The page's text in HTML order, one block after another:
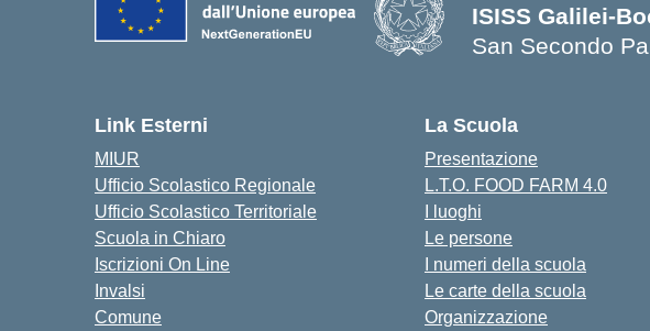
ISISS Galilei-
San Secondo
Link Esterni
MIUR
Ufficio Scolastico Regionale
Ufficio Scolastico Territoriale
Scuola in Chiaro
Iscrizioni On Line
Invalsi
Comune
La Scuola
Presentazione
L.T.O. FOOD FARM 4.0
I luoghi
Le persone
I numeri della scuola
Le carte della scuola
Organizzazione